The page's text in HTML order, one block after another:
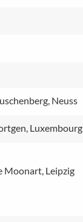
Neuss
Luxembourg
Moonart, Leipzig